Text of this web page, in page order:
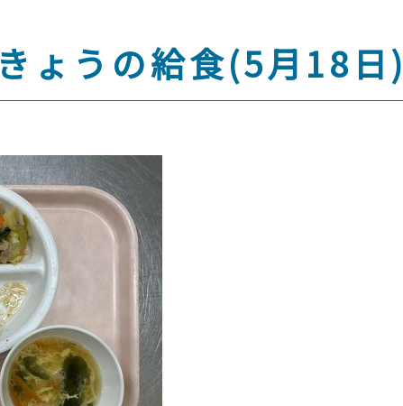
きょうの給食(5月18日